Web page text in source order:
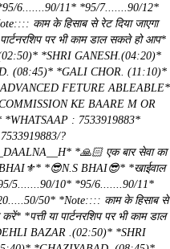
6.......90/11* *95/7.......90/12*
काम के हिसाब से रेट दिया जाएगा
पर भी काम डाल सकते हो आप*
.(02:50)* *SHRI GANESH.(04:20)*
(08:45)* *GALI CHOR. (11:10)*
FETURE ABLEABLE*
COMMISSION KE BAARE M OR
: 7533919883*
?
*🙏🏻 एक बार सेवा का
*😎N.S BHAI😎* *खाईवाल
5.......90/10* *95/6.......90/11*
50* *Note:::: काम के हिसाब से
*पत्ती या पार्टनरशिप पर भी काम डाल
*DEHLI BAZAR .(02:50)* *SHRI